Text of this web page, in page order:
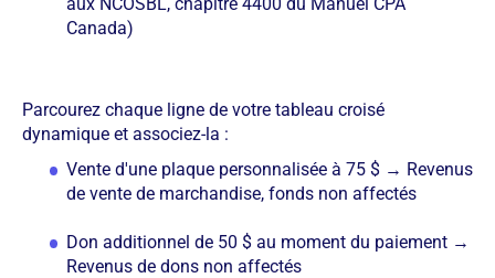
Canada)
Parcourez chaque ligne de votre tableau croisé
dynamique et associez-la :
Vente d'une plaque personnalisée à 75 $ → Revenus
de vente de marchandise, fonds non affectés
Don additionnel de 50 $ au moment du paiement →
Revenus de dons non affectés